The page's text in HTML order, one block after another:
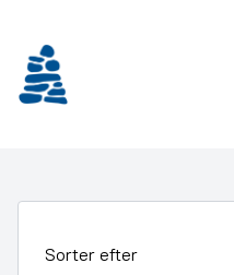
indhold
Sorter efter